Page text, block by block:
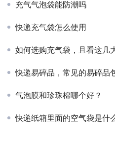
充气气泡袋能防潮吗
快递充气袋怎么使用
如何选购充气袋，且看这几
快递易碎品，常见的易碎品
气泡膜和珍珠棉哪个好？
快递纸箱里面的空气袋是什